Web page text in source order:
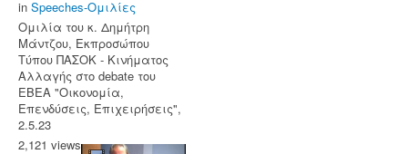
in Speeches-Ομιλίες
Ομιλία του κ. Δημήτρη
Μάντζου, Εκπροσώπου
Τύπου ΠΑΣΟΚ - Κινήματος
Αλλαγής στο debate του
ΕΒΕΑ "Οικονομία,
Επενδύσεις, Επιχειρήσεις",
2.5.23
2,121 views